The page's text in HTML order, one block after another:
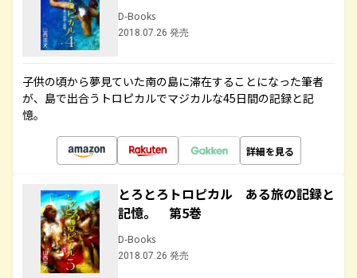
D-Books
2018.07.26 発売
子供の頃から夢見ていた南の島に滞在することになった筆者
が、島で出合うトロピカルでマジカルな45日間の記録と記
憶。
詳細を見る
とろとろトロピカル ある旅の記録と
記憶。 第5巻
D-Books
2018.07.26 発売